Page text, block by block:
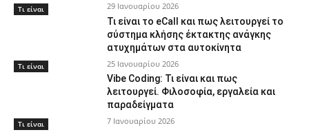
Τι είναι 29 Ιανουαρίου 2026
Τι είναι
Τι είναι το eCall και πως λειτουργεί το
σύστημα κλήσης έκτακτης ανάγκης
ατυχημάτων στα αυτοκίνητα
25 Ιανουαρίου 2026
Τι είναι
Vibe Coding: Τι είναι και πως
λειτουργεί. Φιλοσοφία, εργαλεία και
παραδείγματα
7 Ιανουαρίου 2026